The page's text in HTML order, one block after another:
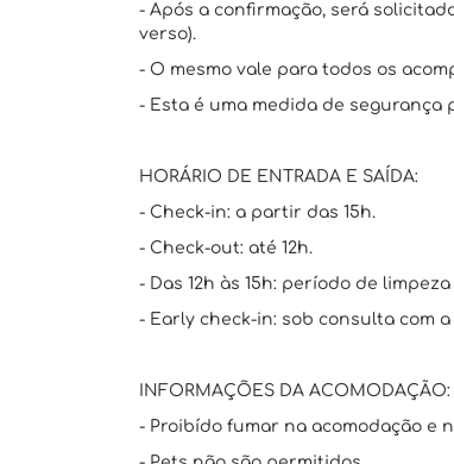
- Após a confirmação, será
verso).
- O mesmo vale para todos os
- Esta é uma medida de
HORÁRIO DE ENTRADA E SAÍDA:
- Check-in: a partir das 15h.
- Check-out: até 12h.
- Das 12h às 15h: período de
- Early check-in: sob consulta com
INFORMAÇÕES DA ACOMODAÇÃO:
- Proibído fumar na acomodação e